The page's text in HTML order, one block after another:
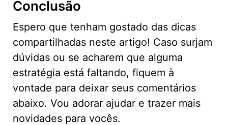
Conclusão
Espero que tenham gostado das dicas
compartilhadas neste artigo! Caso surjam
dúvidas ou se acharem que alguma
estratégia está faltando, fiquem à
vontade para deixar seus comentários
abaixo. Vou adorar ajudar e trazer mais
novidades para vocês.